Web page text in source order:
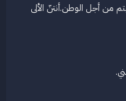
من أجل الوطن.أنتنّ الألى